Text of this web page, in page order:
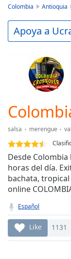
Play
Video
Backward
Current
Time0:00
Loaded:
0.00%
Stream
TypeLIVE
Seek to
currently
behind
liveLIVE
Remaining
Time-
Colombia Antioquia
Apoya a
salsa merengue
Desde
horas del día.
bachata,
online
Español
Like 1131